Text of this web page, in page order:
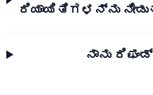
ರಿಯಾಯಿತಿಗಳನ್ನು
ನಾನು